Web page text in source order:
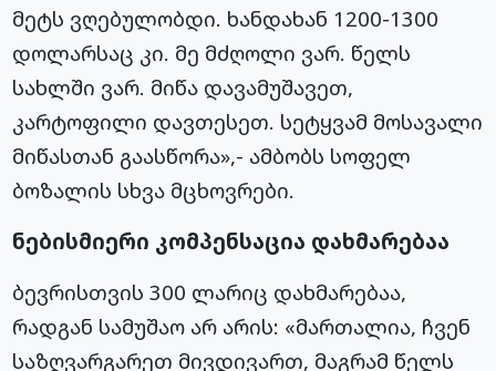
მეტს ვღებულობდი. ხანდახან 1200-1300
დოლარსაც კი. მე მძღოლი ვარ. წელს
სახლში ვარ. მიწა დავამუშავეთ,
კარტოფილი დავთესეთ. სეტყვამ მოსავალი
მიწასთან გაასწორა»,- ამბობს სოფელ
ბოზალის სხვა მცხოვრები.
ნებისმიერი კომპენსაცია დახმარებაა
ბევრისთვის 300 ლარიც დახმარებაა,
რადგან სამუშაო არ არის: «მართალია, ჩვენ
საზღვარგარეთ მივდივართ, მაგრამ წელს